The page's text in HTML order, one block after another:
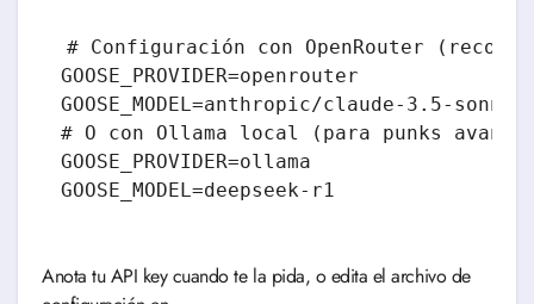
# Configuración con OpenRouter
GOOSE_PROVIDER=openrouter
GOOSE_MODEL=anthropic/claude-3.5-sonnet
# O con Ollama local (para punks
GOOSE_PROVIDER=ollama
GOOSE_MODEL=deepseek-r1
Anota tu API key cuando te la pida, o edita el archivo de